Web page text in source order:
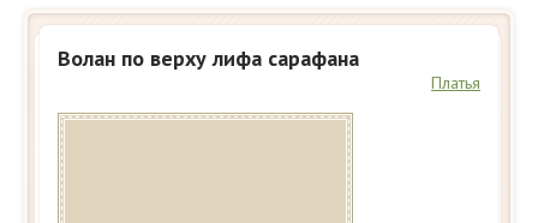
Волан по верху лифа сарафана
Платья